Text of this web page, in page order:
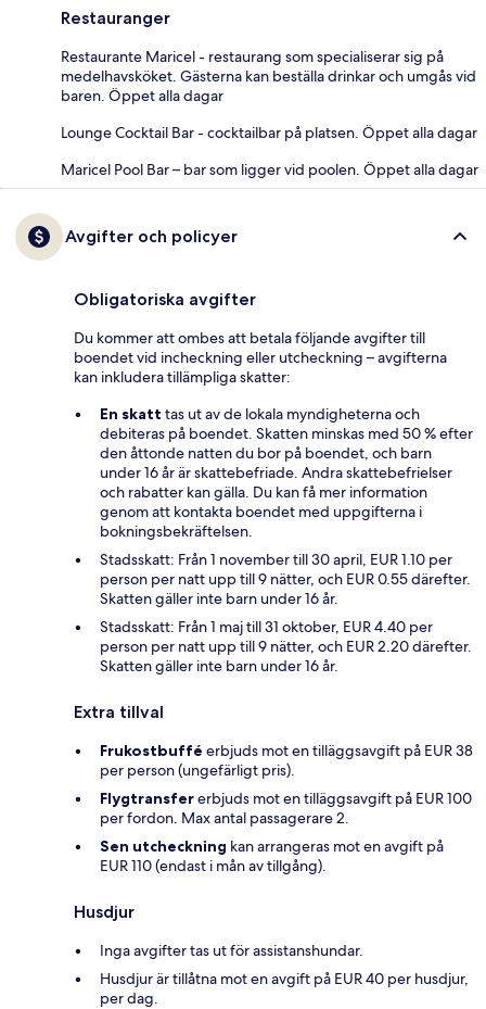
Restauranger
Restaurante Maricel - restaurang som specialiserar sig på
medelhavsköket. Gästerna kan beställa drinkar och umgås vid
baren. Öppet alla dagar
Lounge Cocktail Bar - cocktailbar på platsen. Öppet alla dagar
Maricel Pool Bar – bar som ligger vid poolen. Öppet alla dagar
Avgifter och policyer
Obligatoriska avgifter
Du kommer att ombes att betala följande avgifter till
boendet vid incheckning eller utcheckning – avgifterna
kan inkludera tillämpliga skatter:
En skatt tas ut av de lokala myndigheterna och
debiteras på boendet. Skatten minskas med 50 % efter
den åttonde natten du bor på boendet, och barn
under 16 år är skattebefriade. Andra skattebefrielser
och rabatter kan gälla. Du kan få mer information
genom att kontakta boendet med uppgifterna i
bokningsbekräftelsen.
Stadsskatt: Från 1 november till 30 april, EUR 1.10 per
person per natt upp till 9 nätter, och EUR 0.55 därefter.
Skatten gäller inte barn under 16 år.
Stadsskatt: Från 1 maj till 31 oktober, EUR 4.40 per
person per natt upp till 9 nätter, och EUR 2.20 därefter.
Skatten gäller inte barn under 16 år.
Extra tillval
Frukostbuffé erbjuds mot en tilläggsavgift på EUR 38
per person (ungefärligt pris).
Flygtransfererbjuds mot en tilläggsavgift på EUR 100
per fordon. Max antal passagerare 2.
Sen utcheckning kan arrangeras mot en avgift på
EUR 110 (endast i mån av tillgång).
Husdjur
Inga avgifter tas ut för assistanshundar.
Husdjur är tillåtna mot en avgift på EUR 40 per husdjur,
per dag.